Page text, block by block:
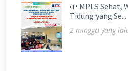
🌱 MPLS Sehat,
Tidung yang Se...
2 minggu yang